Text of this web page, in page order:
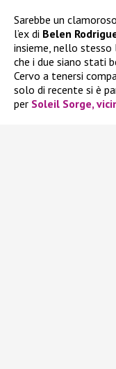
Sarebbe un
l’ex di Belen
insieme, nello stesso
che i due siano stati
Cervo a tenersi
solo di recente si è
per Soleil Sorge,